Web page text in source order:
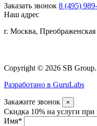
Заказать звонок 8 (495)
Наш адрес
г. Москва,
Copyright © 2026 SB
Разработано в GuruLabs
Закажите звонок ×
Скидка 10% на услуги при
Имя*